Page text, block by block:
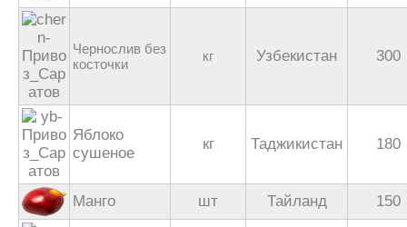
Чернослив без
косточки
кг Узбекистан 300
Яблоко
сушеное
кг Таджикистан 180
Манго шт Тайланд 150